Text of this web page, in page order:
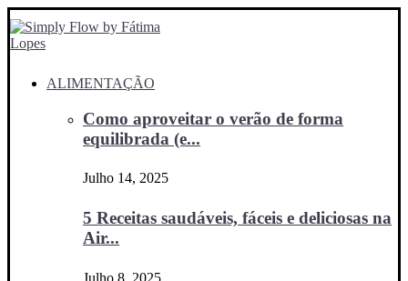
ALIMENTAÇÃO
Como aproveitar o verão de forma
equilibrada (e...
Julho 14, 2025
5 Receitas saudáveis, fáceis e deliciosas na
Air...
Julho 8, 2025